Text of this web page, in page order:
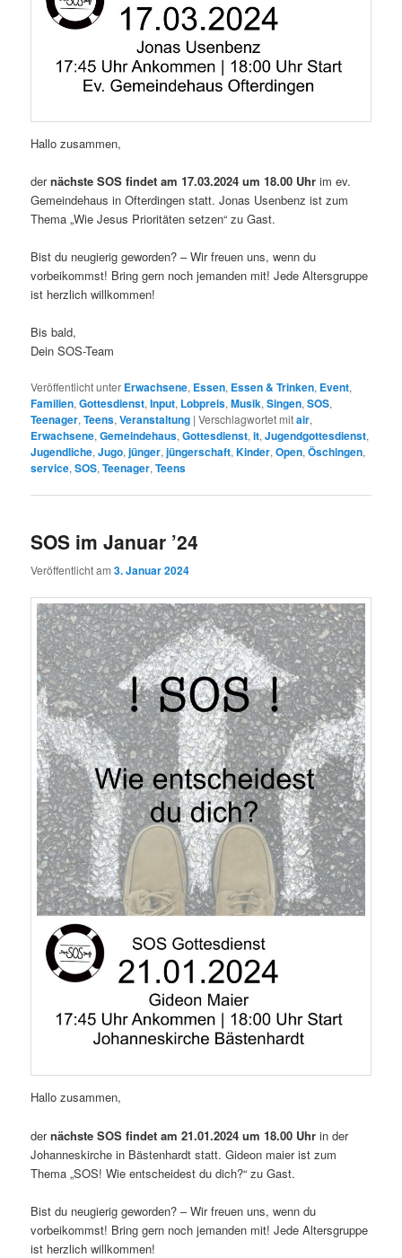
Hallo zusammen,
dernächste SOS findet am 17.03.2024 um 18.00 Uhrim ev.
Gemeindehaus in Ofterdingen statt. Jonas Usenbenz ist zum
Thema „Wie Jesus Prioritäten setzen“ zu Gast.
Bist du neugierig geworden? – Wir freuen uns, wenn du
vorbeikommst! Bring gern noch jemanden mit! Jede Altersgruppe
ist herzlich willkommen!
Bis bald,
Dein SOS-Team
Veröffentlicht unter Erwachsene, Essen, Essen & Trinken, Event,
Familien,Gottesdienst,Input, Lobpreis,Musik,Singen,SOS,
Teenager,Teens,Veranstaltung |Verschlagwortet mitair,
Erwachsene,Gemeindehaus,Gottesdienst,it,Jugendgottesdienst,
Jugendliche,Jugo,jünger,jüngerschaft,Kinder,Open,Öschingen,
service,SOS,Teenager,Teens
SOS im Januar ’24
Veröffentlicht am3. Januar 2024
Hallo zusammen,
dernächste SOS findet am 21.01.2024 um 18.00 Uhrin der
Johanneskirche in Bästenhardt statt. Gideon maier ist zum
Thema „SOS! Wie entscheidest du dich?“ zu Gast.
Bist du neugierig geworden? – Wir freuen uns, wenn du
vorbeikommst! Bring gern noch jemanden mit! Jede Altersgruppe
ist herzlich willkommen!